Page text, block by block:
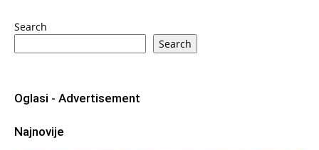
Search
Search
Oglasi - Advertisement
Najnovije